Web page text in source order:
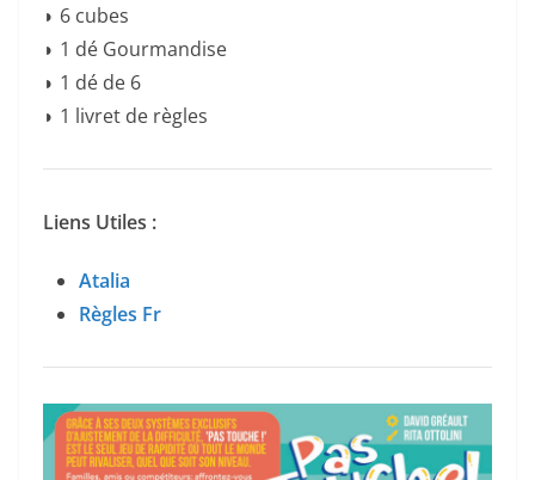
◗ 6 cubes
◗ 1 dé Gourmandise
◗ 1 dé de 6
◗ 1 livret de règles
Liens Utiles :
Atalia
Règles Fr